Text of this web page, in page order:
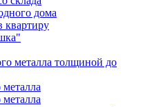
дома
квартиру
металла толщиной до